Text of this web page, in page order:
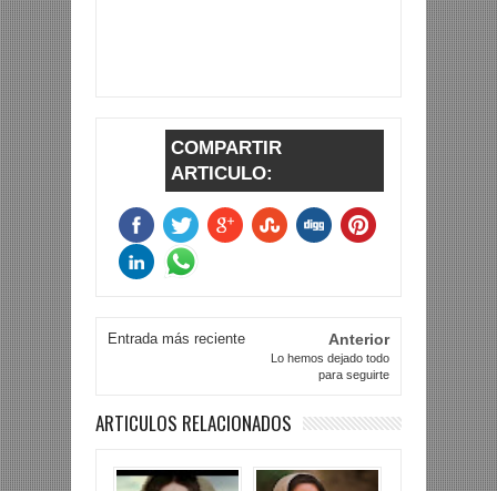
COMPARTIR
ARTICULO:
Entrada más reciente Anterior
Lo hemos dejado todo
para seguirte
ARTICULOS RELACIONADOS